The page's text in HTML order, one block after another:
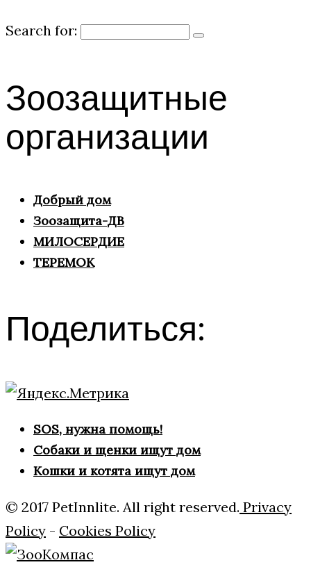
Search for:
Зоозащитные
организации
Добрый дом
Зоозащита-ДВ
МИЛОСЕРДИЕ
ТЕРЕМОК
Поделиться:
SOS, нужна помощь!
Собаки и щенки ищут дом
Кошки и котята ищут дом
© 2017 PetInnlite. All right reserved. Privacy
Policy - Cookies Policy